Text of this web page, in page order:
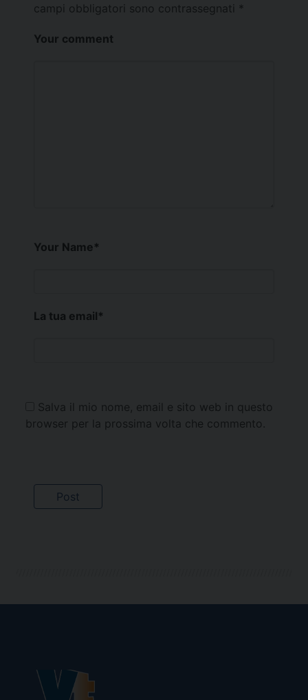
campi obbligatori sono contrassegnati *
Your comment
Your Name*
La tua email*
Salva il mio nome, email e sito web in questo
browser per la prossima volta che commento.